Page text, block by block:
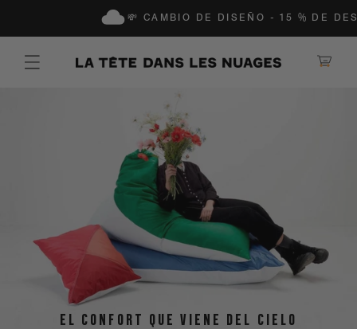
AL CONTENIDO
💸 CAMBIO DE DISEÑO - 15 % DE
Cesta
el confort que viene del cielo